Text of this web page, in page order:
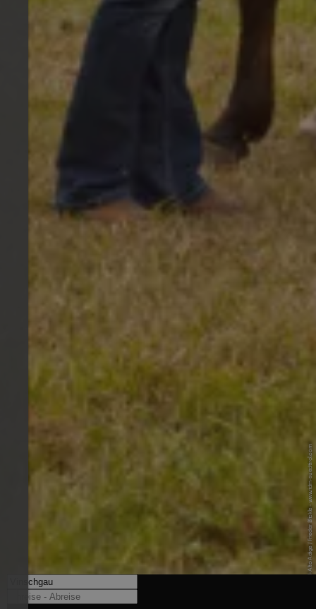
© IDM Südtirol-Alto Adige / Frieder Blickle - www.idm-suedtirol.com